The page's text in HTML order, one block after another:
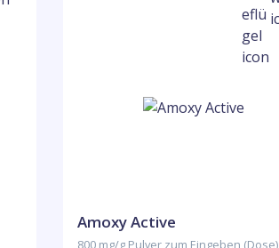
Amoxy Active
800 mg/g Pulver zum Eingeben (Dose)